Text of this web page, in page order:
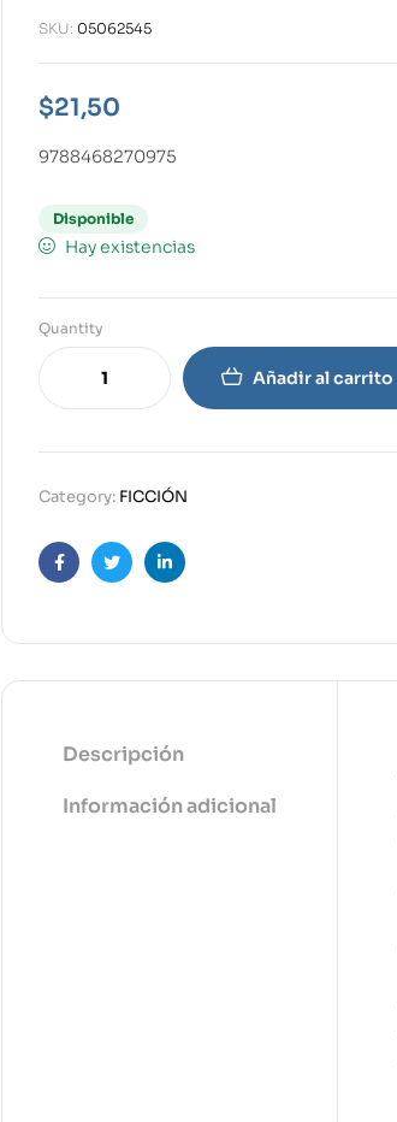
SKU: 05062545
$21,50
9788468270975
Disponible
Hay existencias
Quantity
Añadir al carrito
Category: FICCIÓN
FacebookTwitterLinkedin
Descripción
Información adicional